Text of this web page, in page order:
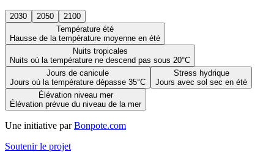
2030 2050
2100
Température été
Hausse de la température moyenne en été
Nuits tropicales
Nuits où la température ne descend pas sous 20°C
Jours de canicule
Jours où la température dépasse 35°C
Stress hydrique
Jours avec sol sec en été
Élévation niveau mer
Élévation prévue du niveau de la mer
Une initiative par Bonpote.com
Soutenir le projet